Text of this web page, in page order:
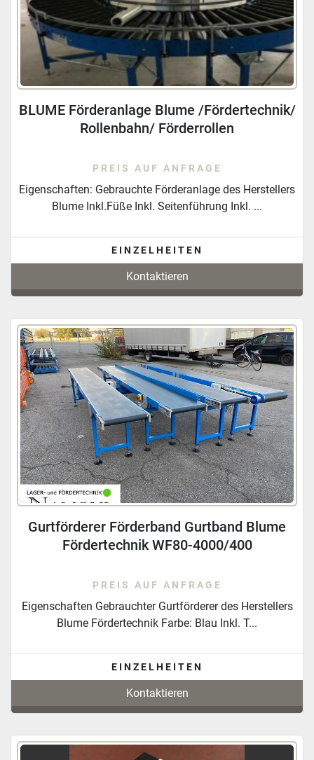
BLUME Förderanlage Blume /Fördertechnik/
Rollenbahn/ Förderrollen
PREIS AUF ANFRAGE
Eigenschaften: Gebrauchte Förderanlage des Herstellers
Blume Inkl.Füße Inkl. Seitenführung Inkl. ...
EINZELHEITEN
Kontaktieren
Gurtförderer Förderband Gurtband Blume
Fördertechnik WF80-4000/400
PREIS AUF ANFRAGE
Eigenschaften Gebrauchter Gurtförderer des Herstellers
Blume Fördertechnik Farbe: Blau Inkl. T...
EINZELHEITEN
Kontaktieren